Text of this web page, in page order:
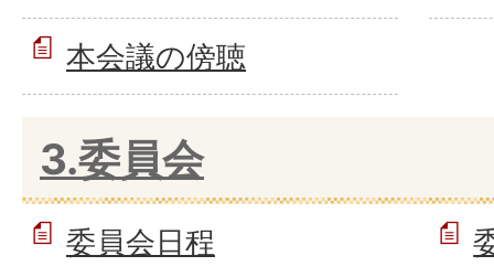
本会議の傍聴
3.委員会
委員会日程